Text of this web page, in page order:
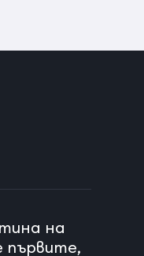
на
първите,